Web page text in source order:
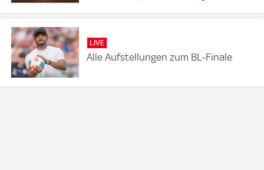
LIVE
Alle Aufstellungen zum BL-Finale